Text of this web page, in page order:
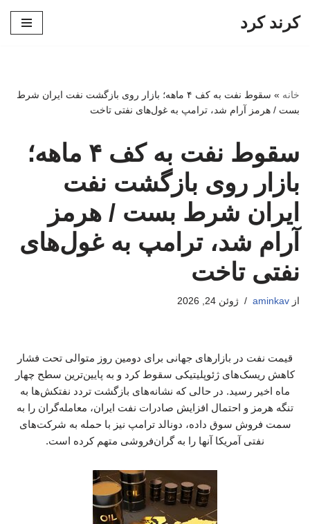
کرند کرد
خانه »
سقوط نفت به کف ۴ ماهه؛ بازار روی بازگشت نفت ایران شرط
بست / هرمز آرام شد، ترامپ به غول‌های نفتی تاخت
سقوط نفت به کف ۴ ماهه؛
بازار روی بازگشت نفت
ایران شرط بست / هرمز
آرام شد، ترامپ به غول‌های
نفتی تاخت
از aminkav ژوئن 24, 2026
قیمت نفت در بازارهای جهانی برای دومین روز متوالی تحت فشار
کاهش ریسک‌های ژئوپلیتیکی سقوط کرد و به پایین‌ترین سطح چهار
ماه اخیر رسید. در حالی که نشانه‌های بازگشت تردد نفتکش‌ها به
تنگه هرمز و احتمال افزایش صادرات نفت ایران، معامله‌گران را به
سمت فروش سوق داده، دونالد ترامپ نیز با حمله به شرکت‌های
نفتی آمریکا آنها را به گران‌فروشی متهم کرده است.